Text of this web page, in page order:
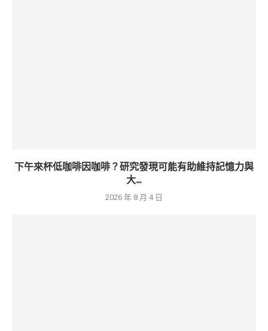
下午來杯低咖啡因咖啡？研究發現可能有助維持記憶力與
大...
2026 年 8 月 4 日